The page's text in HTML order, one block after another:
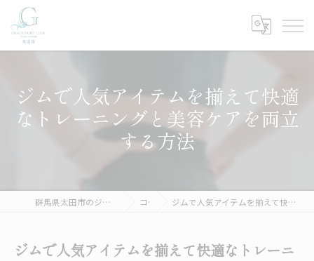
ジムで人気アイテムを揃えて快適
なトレーニングと美容ケアを両立
する方法
群馬県太田市のジムならGRACE FIGHT CLUB 太田 コラム ジムで人気アイテムを揃えて快適なトレーニングと美容ケアを両立する方法
ジムで人気アイテムを揃えて快適なトレーニ